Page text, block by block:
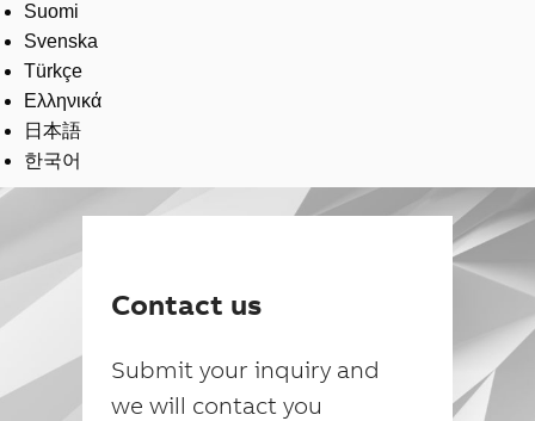
Suomi
Svenska
Türkçe
Ελληνικά
日本語
한국어
Contact us
Submit your inquiry and
we will contact you